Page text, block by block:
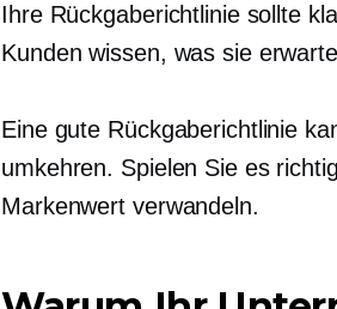
Ihre Rückgaberichtlinie sollte
Kunden wissen, was sie
Eine gute Rückgaberichtlinie
umkehren. Spielen Sie es
Markenwert verwandeln.